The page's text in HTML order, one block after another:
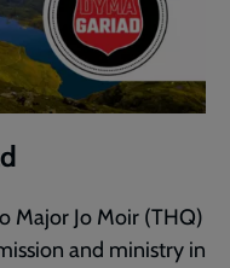
Major Jo Moir (THQ)
and ministry in